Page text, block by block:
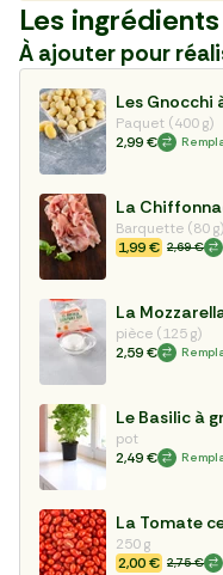
Les ingrédients
À ajouter pour
Paquet (400 g)
2,99 €
Barquette (80 g)
1,99 € 2,69 €
pièce (125 g)
2,59 €
pot
2,49 €
250 g
2,00 € 2,75 €